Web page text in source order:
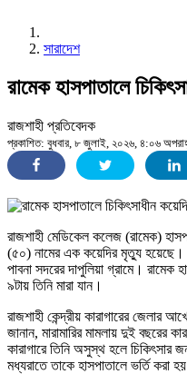
সারাদেশ
রামেক হাসপাতালে
রাজশাহী প্রতিবেদক
প্রকাশিত: বুধবার, ৮ জুলাই, ২০২৬, ৪:০৬
রাজশাহী মেডিকেল কলেজ (রামেক)
(৫০) নামের এক কয়েদির মৃত্যু হয়েছে।
পাবনা সদরের দাপুলিয়া গ্রামে। রামেক
৯টায় তিনি মারা যান।
রাজশাহী কেন্দ্রীয় কারাগারের জেলার
জানান, মারামারির মামলায় দুই বছরের
কারাগারে তিনি অসুস্থ হলে চিকিৎসার
মধ্যরাতে তাকে হাসপাতালে ভর্তি করা